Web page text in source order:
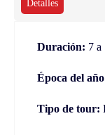
Detalles
Duración: 7 a
Época del
Tipo de tour: